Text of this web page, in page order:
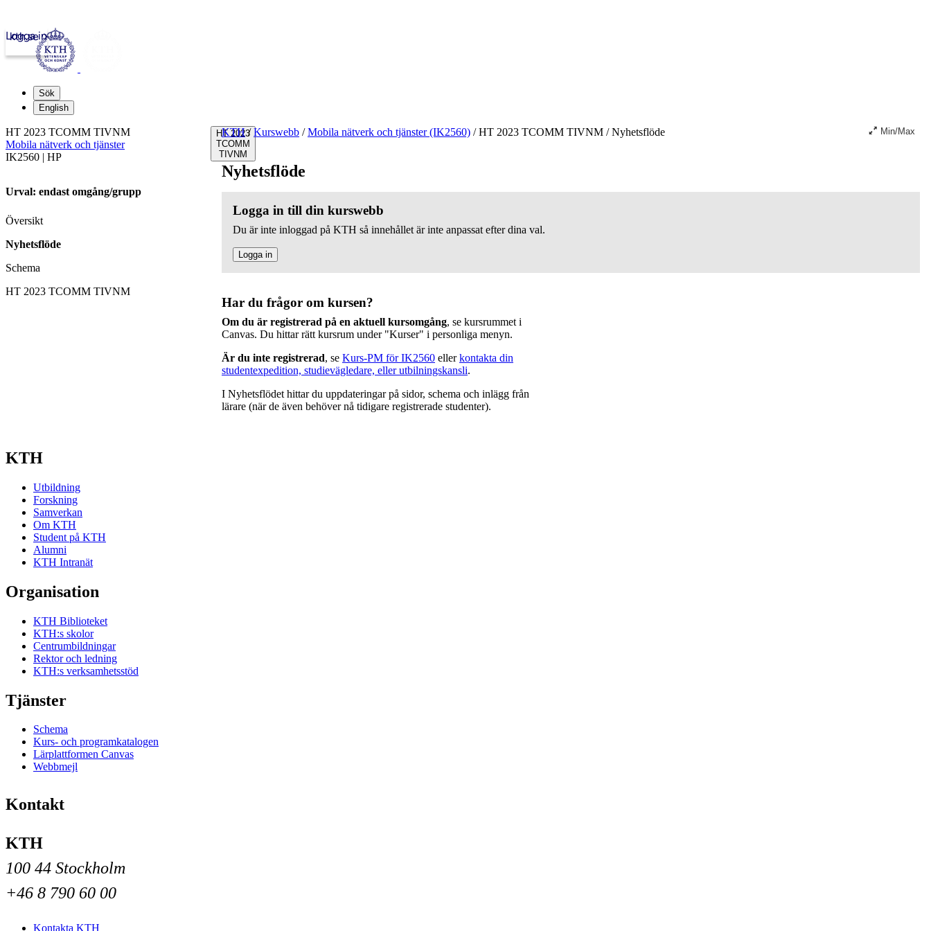
kth.se
Logga in
Sök
English
HT 2023
TCOMM
TIVNM
KTH / Kurswebb / Mobila nätverk och tjänster (IK2560) /HT 2023 TCOMM TIVNM /Nyhetsflöde Min/Max
Nyhetsflöde
Logga in till din kurswebb
Du är inte inloggad på KTH så innehållet är inte anpassat efter dina val.
Logga in
Har du frågor om kursen?
Om du är registrerad på en aktuell kursomgång, se kursrummet i
Canvas. Du hittar rätt kursrum under "Kurser" i personliga menyn.
Är du inte registrerad, se Kurs-PM för IK2560 ellerkontakta din
studentexpedition, studievägledare, eller utbilningskansli.
I Nyhetsflödet hittar du uppdateringar på sidor, schema och inlägg från
lärare (när de även behöver nå tidigare registrerade studenter).
HT 2023 TCOMM TIVNM
Mobila nätverk och tjänster
IK2560 | HP
Urval: endast omgång/grupp
Översikt
Nyhetsflöde
Schema
HT 2023 TCOMM TIVNM
KTH
Utbildning
Forskning
Samverkan
Om KTH
Student på KTH
Alumni
KTH Intranät
Organisation
KTH Biblioteket
KTH:s skolor
Centrumbildningar
Rektor och ledning
KTH:s verksamhetsstöd
Tjänster
Schema
Kurs- och programkatalogen
Lärplattformen Canvas
Webbmejl
Kontakt
KTH
100 44 Stockholm
+46 8 790 60 00
Kontakta KTH